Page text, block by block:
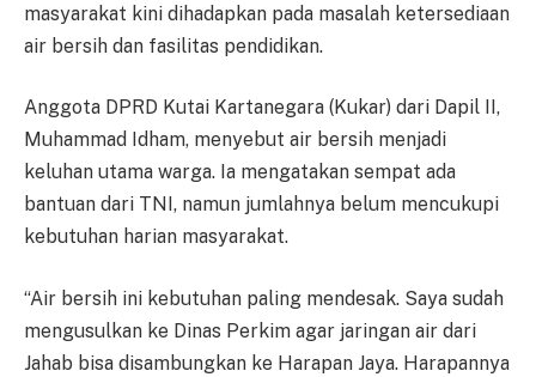
masyarakat kini dihadapkan pada masalah ketersediaan
air bersih dan fasilitas pendidikan.
Anggota DPRD Kutai Kartanegara (Kukar) dari Dapil II,
Muhammad Idham, menyebut air bersih menjadi
keluhan utama warga. Ia mengatakan sempat ada
bantuan dari TNI, namun jumlahnya belum mencukupi
kebutuhan harian masyarakat.
“Air bersih ini kebutuhan paling mendesak. Saya sudah
mengusulkan ke Dinas Perkim agar jaringan air dari
Jahab bisa disambungkan ke Harapan Jaya. Harapannya